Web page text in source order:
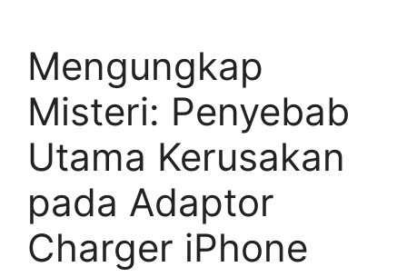
Mengungkap
Misteri: Penyebab
Utama Kerusakan
pada Adaptor
Charger iPhone